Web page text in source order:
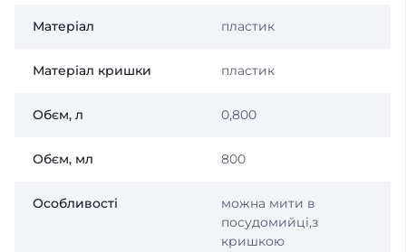
Матеріал пластик
Матеріал кришки пластик
Обєм, л 0,800
Обєм, мл 800
Особливості
можна мити в
посудомийці,з
кришкою